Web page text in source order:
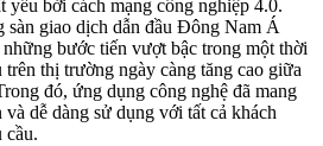
yếu bởi cách mạng công nghiệp 4.0.
sàn giao dịch dẫn đầu Đông Nam Á
bước tiến vượt bậc trong một thời
thị trường ngày càng tăng cao giữa
đó, ứng dụng công nghệ đã mang
dễ dàng sử dụng với tất cả khách
cầu.